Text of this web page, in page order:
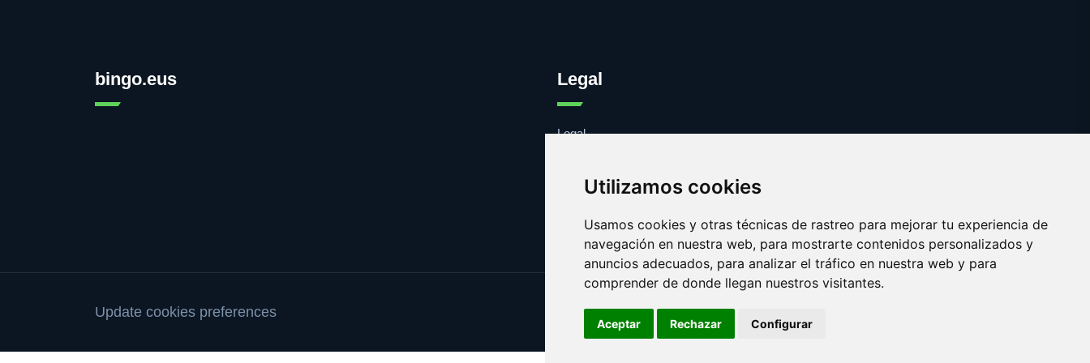
Utilizamos cookies
Usamos cookies y otras técnicas de rastreo para mejorar tu experiencia de
navegación en nuestra web, para mostrarte contenidos personalizados y
anuncios adecuados, para analizar el tráfico en nuestra web y para
comprender de donde llegan nuestros visitantes.
Aceptar Rechazar Configurar
bingo.eus Legal
Legal
Contacto
Update cookies preferences